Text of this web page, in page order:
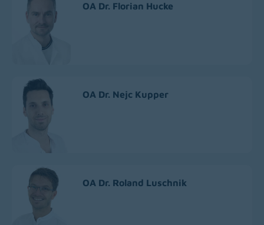
OA Dr. Florian Hucke
OA Dr. Nejc Kupper
OA Dr. Roland Luschnik